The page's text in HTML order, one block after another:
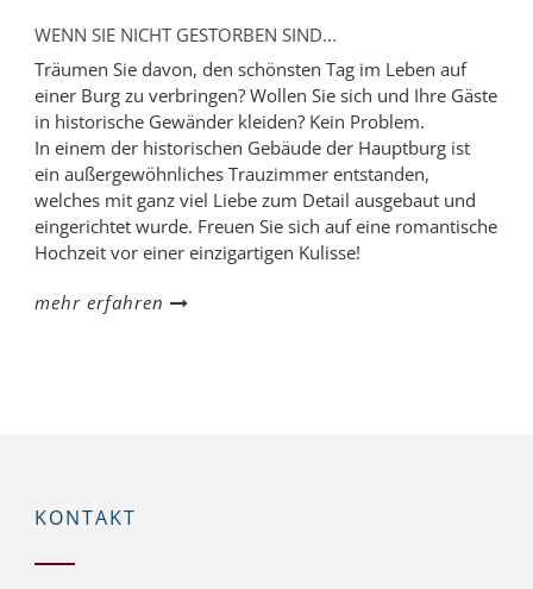
WENN SIE NICHT GESTORBEN SIND...
Träumen Sie davon, den schönsten Tag im Leben auf
einer Burg zu verbringen? Wollen Sie sich und Ihre Gäste
in historische Gewänder kleiden? Kein Problem.
In einem der historischen Gebäude der Hauptburg ist
ein außergewöhnliches Trauzimmer entstanden,
welches mit ganz viel Liebe zum Detail ausgebaut und
eingerichtet wurde. Freuen Sie sich auf eine romantische
Hochzeit vor einer einzigartigen Kulisse!
mehr erfahren
KONTAKT